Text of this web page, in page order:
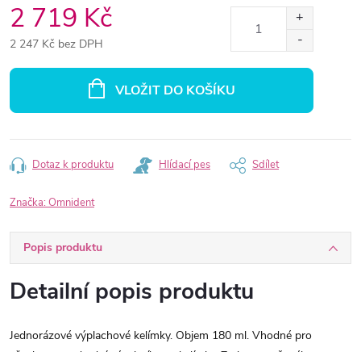
2 719 Kč
2 247 Kč bez DPH
VLOŽIT DO KOŠÍKU
Dotaz k produktu Hlídací pes Sdílet
Značka: Omnident
Popis produktu
Detailní popis produktu
Jednorázové výplachové kelímky. Objem 180 ml. Vhodné pro